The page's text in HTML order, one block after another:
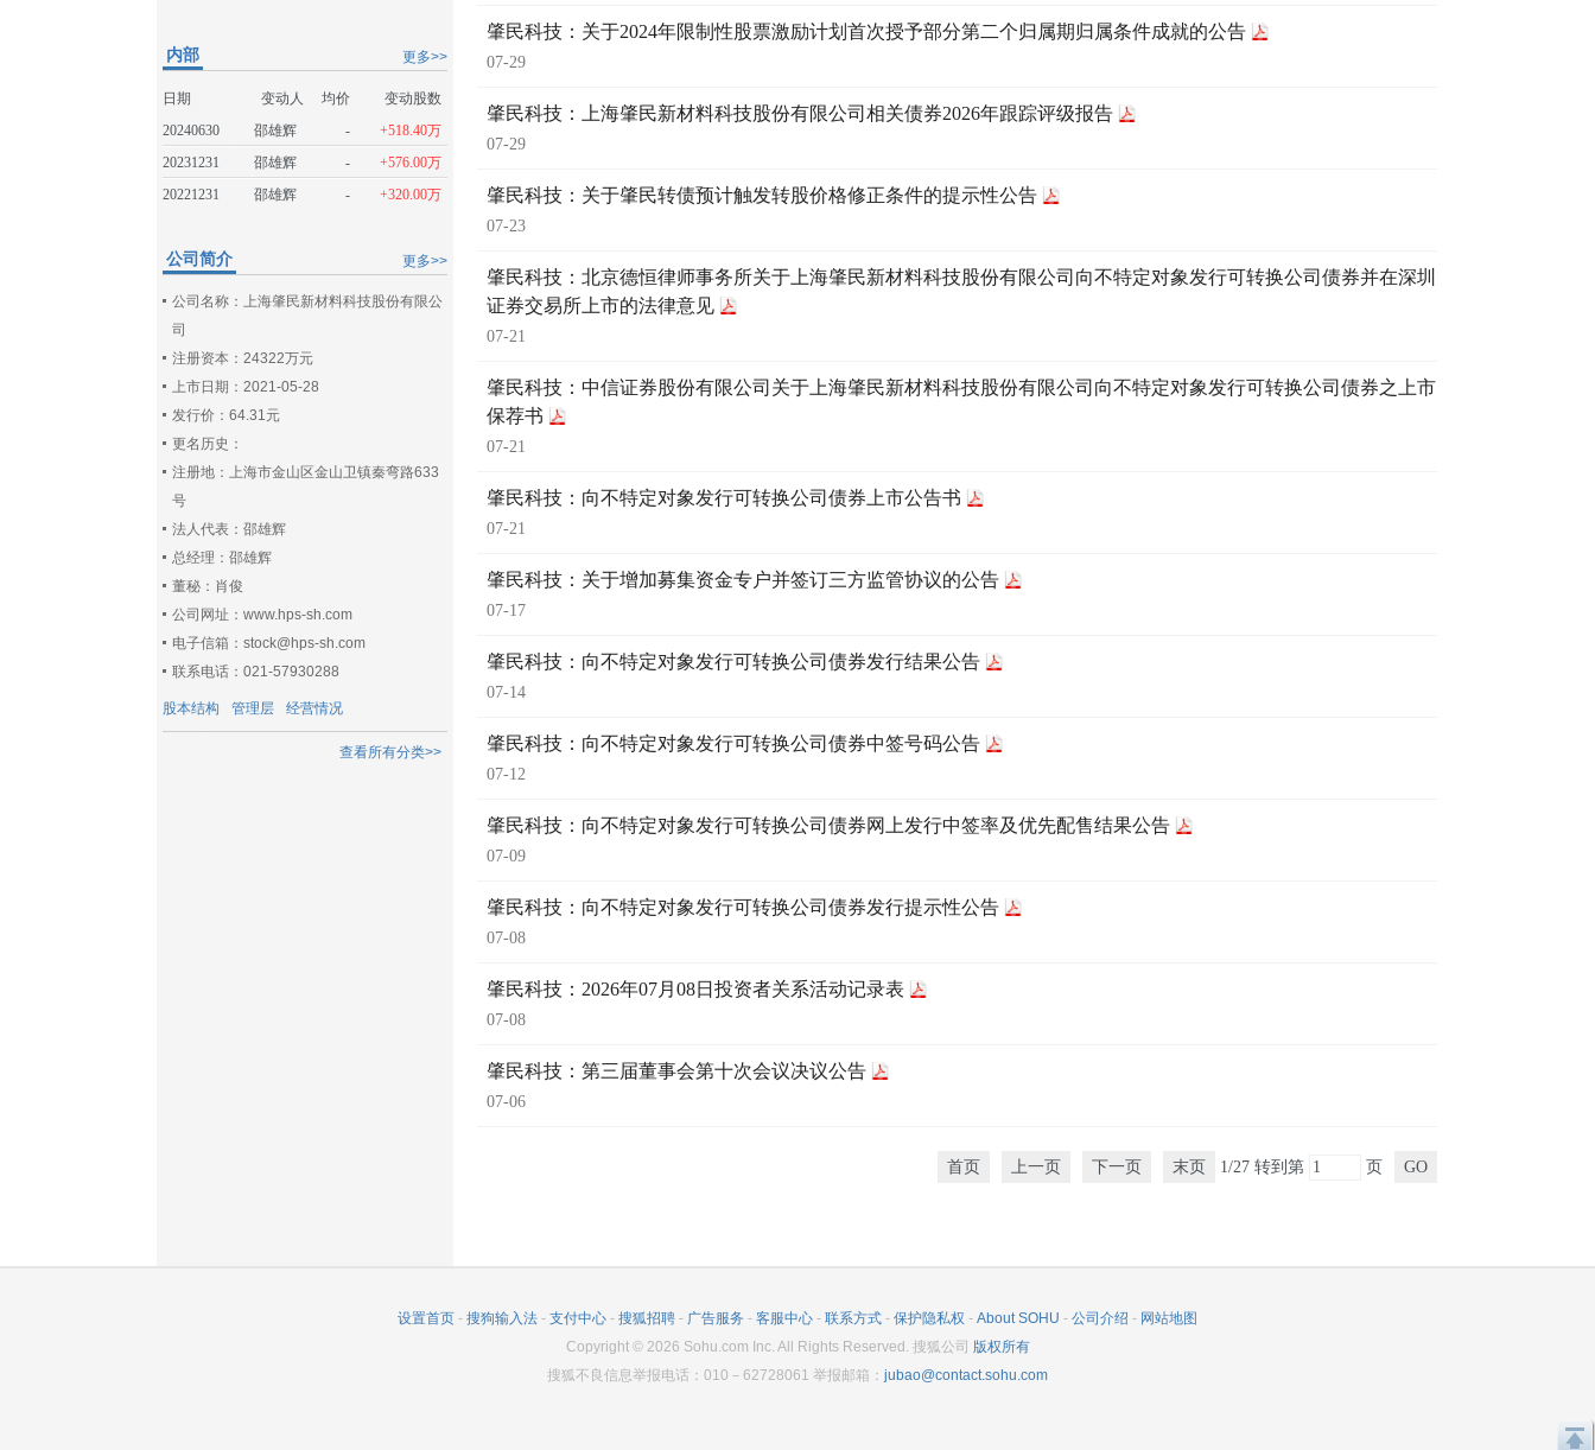
更多>>
内部
日期 变动人 均价
变动股数
20240630
邵雄辉 -
+518.40万
20231231
邵雄辉 -
+576.00万
20221231
邵雄辉 - +320.00万
更多>>
公司简介
公司名称：上海肇民新材料科技股份有限公
司
注册资本：24322万元
上市日期：2021-05-28
发行价：64.31元
更名历史：
注册地：上海市金山区金山卫镇秦弯路633
号
法人代表：邵雄辉
总经理：邵雄辉
董秘：肖俊
公司网址：www.hps-sh.com
电子信箱：stock@hps-sh.com
联系电话：021-57930288
股本结构 管理层 经营情况
查看所有分类>>
肇民科技：关于2024年限制性股票激励计划首次授予部分第二个归属期归属条件成就的公告
07-29
肇民科技：上海肇民新材料科技股份有限公司相关债券2026年跟踪评级报告
07-29
肇民科技：关于肇民转债预计触发转股价格修正条件的提示性公告
07-23
肇民科技：北京德恒律师事务所关于上海肇民新材料科技股份有限公司向不特定对象发行可转换公司债券并在深圳
证券交易所上市的法律意见
07-21
肇民科技：中信证券股份有限公司关于上海肇民新材料科技股份有限公司向不特定对象发行可转换公司债券之上市
保荐书
07-21
肇民科技：向不特定对象发行可转换公司债券上市公告书
07-21
肇民科技：关于增加募集资金专户并签订三方监管协议的公告
07-17
肇民科技：向不特定对象发行可转换公司债券发行结果公告
07-14
肇民科技：向不特定对象发行可转换公司债券中签号码公告
07-12
肇民科技：向不特定对象发行可转换公司债券网上发行中签率及优先配售结果公告
07-09
肇民科技：向不特定对象发行可转换公司债券发行提示性公告
07-08
肇民科技：2026年07月08日投资者关系活动记录表
07-08
肇民科技：第三届董事会第十次会议决议公告
07-06
首页 上一页 下一页 末页 1/27转到第 页 GO
设置首页 - 搜狗输入法 - 支付中心 - 搜狐招聘 - 广告服务 - 客服中心 - 联系方式 - 保护隐私权 - About SOHU - 公司介绍 - 网站地图
Copyright © 2026 Sohu.com Inc. All Rights Reserved. 搜狐公司 版权所有
搜狐不良信息举报电话：010－62728061 举报邮箱： jubao@contact.sohu.com